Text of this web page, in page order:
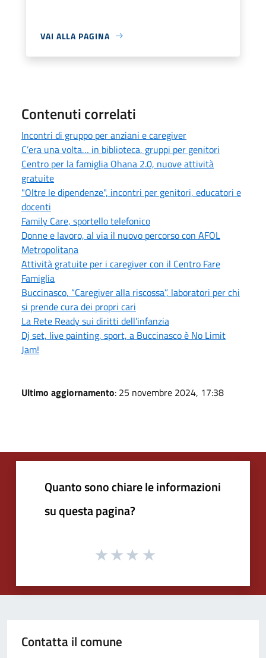
VAI ALLA PAGINA
Contenuti correlati
Incontri di gruppo per anziani e caregiver
C’era una volta… in biblioteca, gruppi per genitori
Centro per la famiglia Ohana 2.0, nuove attività
gratuite
"Oltre le dipendenze", incontri per genitori, educatori e
docenti
Family Care, sportello telefonico
Donne e lavoro, al via il nuovo percorso con AFOL
Metropolitana
Attività gratuite per i caregiver con il Centro Fare
Famiglia
Buccinasco, “Caregiver alla riscossa”, laboratori per chi
si prende cura dei propri cari
La Rete Ready sui diritti dell’infanzia
Dj set, live painting, sport, a Buccinasco è No Limit
Jam!
Ultimo aggiornamento: 25 novembre 2024, 17:38
Quanto sono chiare le informazioni
su questa pagina?
Contatta il comune